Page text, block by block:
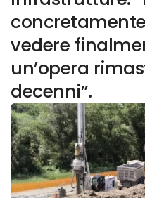
vedere
un’opera
decenni”.